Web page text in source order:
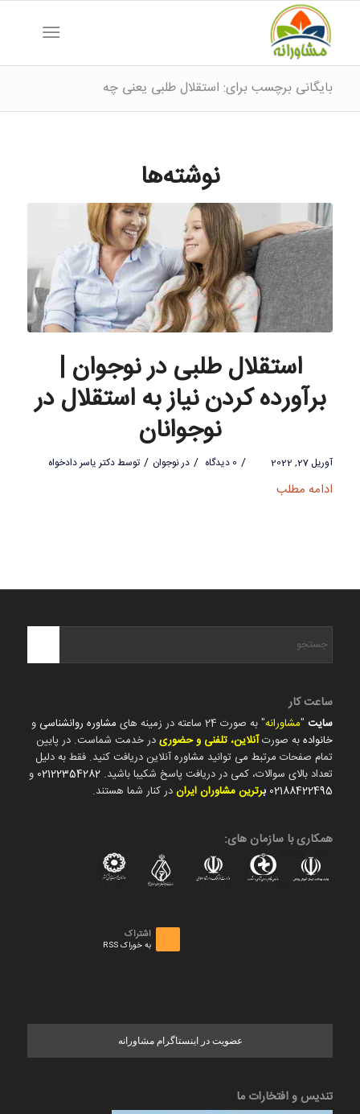
بایگانی برچسب برای: استقلال طلبی یعنی چه
نوشته‌ها
استقلال طلبی در نوجوان |
برآورده کردن نیاز به استقلال در
نوجوانان
آوریل 27, 2022 / 0 دیدگاه / درنوجوان / توسطدکتر یاسر دادخواه
ادامه مطلب
ساعت کار
سایت"مشاورانه" به صورت 24 ساعته در زمینه های مشاوره روانشناسی و
خانوادهبه صورتآنلاین، تلفنی و حضوریدر خدمت شماست. در پایین
تمام صفحات مرتبط می توانید مشاوره آنلاین دریافت کنید. فقط به دلیل
تعداد بالای سوالات، کمی در دریافت پاسخ شکیبا باشید. 02122354282 و
02188422495 برترین مشاوران ایراندر کنار شما هستند.
همکاری با سازمان های:
اشتراک
به خوراک RSS
عضویت در اینستاگرام مشاورانه
تندیس و افتخارات ما